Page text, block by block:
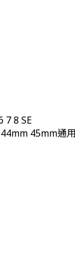
7 8 SE
45mm通